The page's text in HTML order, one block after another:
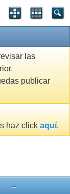
las
publicar
haz click aquí.
...